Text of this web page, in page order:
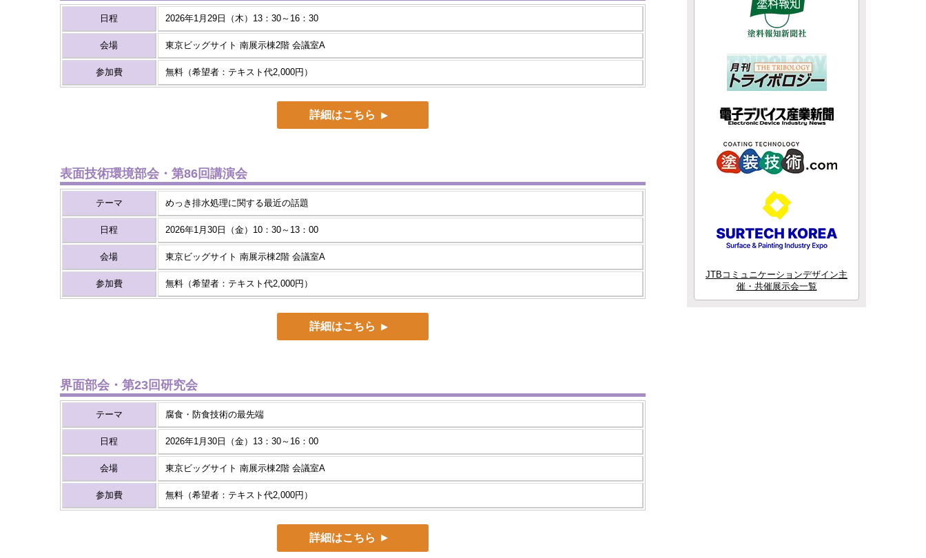
日程 2026年1月29日（木）13：30～16：30
会場 東京ビッグサイト 南展示棟2階 会議室A
参加費 無料（希望者：テキスト代2,000円）
詳細はこちら
表面技術環境部会・第86回講演会
テーマ めっき排水処理に関する最近の話題
日程 2026年1月30日（金）10：30～13：00
会場 東京ビッグサイト 南展示棟2階 会議室A
参加費 無料（希望者：テキスト代2,000円）
詳細はこちら
界面部会・第23回研究会
テーマ 腐食・防食技術の最先端
日程 2026年1月30日（金）13：30～16：00
会場 東京ビッグサイト 南展示棟2階 会議室A
参加費 無料（希望者：テキスト代2,000円）
詳細はこちら
JTBコミュニケーションデザイン主
催・共催展示会一覧